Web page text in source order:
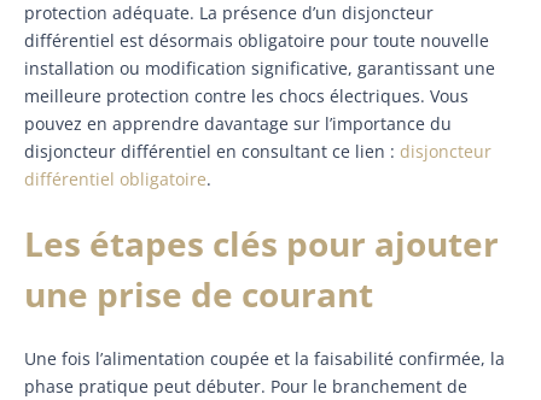
protection adéquate. La présence d’un disjoncteur
différentiel est désormais obligatoire pour toute nouvelle
installation ou modification significative, garantissant une
meilleure protection contre les chocs électriques. Vous
pouvez en apprendre davantage sur l’importance du
disjoncteur différentiel en consultant ce lien : disjoncteur
différentiel obligatoire.
Les étapes clés pour ajouter
une prise de courant
Une fois l’alimentation coupée et la faisabilité confirmée, la
phase pratique peut débuter. Pour le branchement de